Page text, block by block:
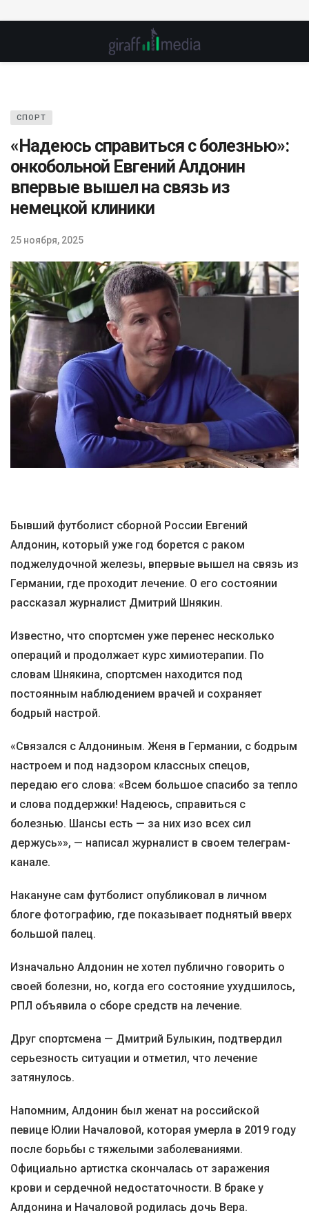
СПОРТ
«Надеюсь справиться с болезнью»:
онкобольной Евгений Алдонин
впервые вышел на связь из
немецкой клиники
25 ноября, 2025
Бывший футболист сборной России Евгений
Алдонин, который уже год борется с раком
поджелудочной железы, впервые вышел на связь из
Германии, где проходит лечение. О его состоянии
рассказал журналист Дмитрий Шнякин.
Известно, что спортсмен уже перенес несколько
операций и продолжает курс химиотерапии. По
словам Шнякина, спортсмен находится под
постоянным наблюдением врачей и сохраняет
бодрый настрой.
«Связался с Алдониным. Женя в Германии, с бодрым
настроем и под надзором классных спецов,
передаю его слова: «Всем большое спасибо за тепло
и слова поддержки! Надеюсь, справиться с
болезнью. Шансы есть — за них изо всех сил
держусь»», — написал журналист в своем телеграм-
канале.
Накануне сам футболист опубликовал в личном
блоге фотографию, где показывает поднятый вверх
большой палец.
Изначально Алдонин не хотел публично говорить о
своей болезни, но, когда его состояние ухудшилось,
РПЛ объявила о сборе средств на лечение.
Друг спортсмена — Дмитрий Булыкин, подтвердил
серьезность ситуации и отметил, что лечение
затянулось.
Напомним, Алдонин был женат на российской
певице Юлии Началовой, которая умерла в 2019 году
после борьбы с тяжелыми заболеваниями.
Официально артистка скончалась от заражения
крови и сердечной недостаточности. В браке у
Алдонина и Началовой родилась дочь Вера.